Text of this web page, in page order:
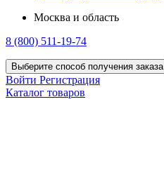
Москва и область
8 (800) 511-19-74
Выберите способ получения заказа
Войти Регистрация
Каталог товаров